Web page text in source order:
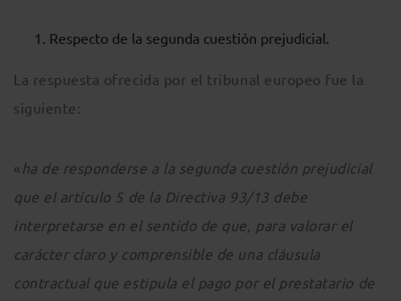
Respecto de la segunda cuestión prejudicial.
La respuesta ofrecida por el tribunal europeo fue la
siguiente:
« ha de responderse a la segunda cuestión prejudicial
que el artículo 5 de la Directiva 93/13 debe
interpretarse en el sentido de que, para valorar el
carácter claro y comprensible de una cláusula
contractual que estipula el pago por el prestatario de